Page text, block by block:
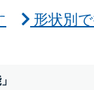
形状別